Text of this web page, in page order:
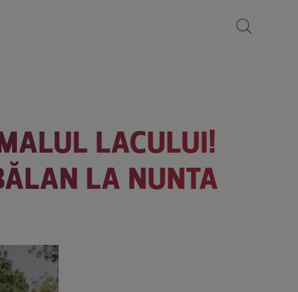
LACULUI!
LA NUNTA